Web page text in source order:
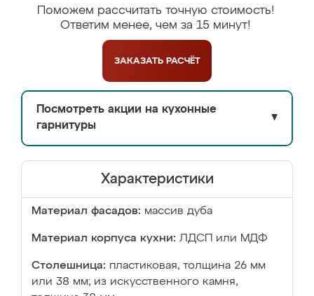
Поможем рассчитать точную стоимость!
Ответим менее, чем за 15 минут!
ЗАКАЗАТЬ РАСЧЁТ
Посмотреть акции на кухонные
гарнитуры
▼
Характеристики
Материал фасадов: массив дуба
Материал корпуса кухни: ЛДСП или МДФ
Столешница: пластиковая, толщина 26 мм
или 38 мм; из искусственного камня,